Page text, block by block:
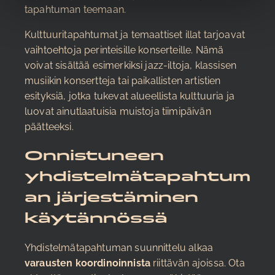
tapahtuman teemaan.
Kulttuuritapahtumat ja temaattiset illat tarjoavat
vaihtoehtoja perinteisille konserteille. Nämä
voivat sisältää esimerkiksi jazz-iltoja, klassisen
musiikin konsertteja tai paikallisten artistien
esityksiä, jotka tukevat alueellista kulttuuria ja
luovat ainutlaatuisia muistoja tiimipäivän
päätteeksi.
Onnistuneen
yhdistelmätapahtum
an järjestäminen
käytännössä
Yhdistelmätapahtuman suunnittelu alkaa
varausten koordinoinnista riittävän ajoissa. Ota